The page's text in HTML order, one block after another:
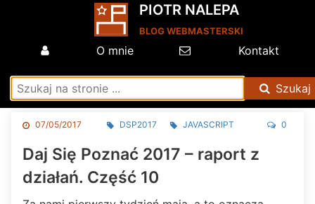
Daj Się Poznać 2017 – raport z
działań. Część 10
07/05/2017 DSP2017 JAVASCRIPT 0
PIOTR NALEPA
BLOG WEBMASTERSKI
O mnie Kontakt
Szukaj